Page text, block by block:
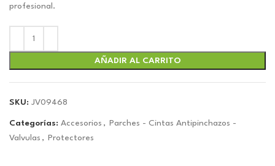
era:
profesional.
AÑADIR AL CARRITO
SKU: JV09468
Categorías: Accesorios ,
Parches - Cintas Antipinchazos -
Valvulas , Protectores